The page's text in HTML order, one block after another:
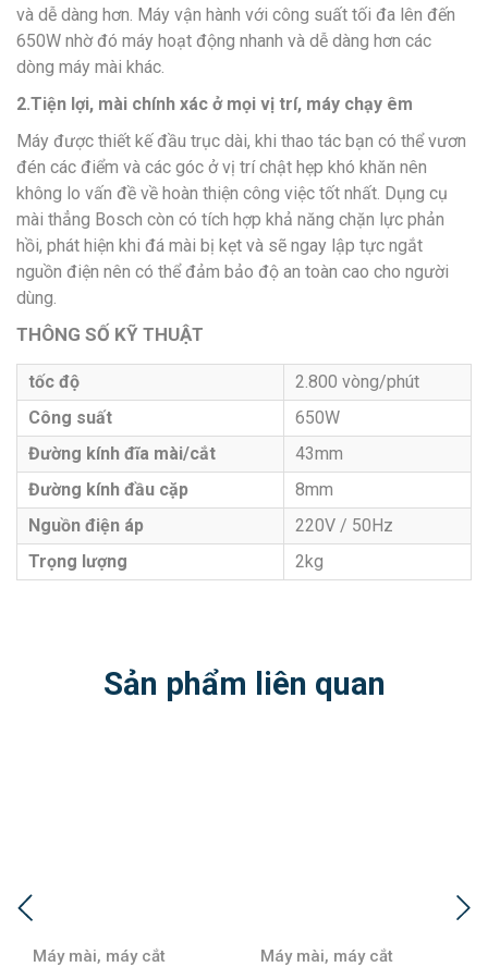
và dễ dàng hơn. Máy vận hành với công suất tối đa lên đến
650W nhờ đó máy hoạt động nhanh và dễ dàng hơn các
dòng máy mài khác.
2.Tiện lợi, mài chính xác ở mọi vị trí, máy chạy êm
Máy được thiết kế đầu trục dài, khi thao tác bạn có thể vươn
đén các điểm và các góc ở vị trí chật hẹp khó khăn nên
không lo vấn đề về hoàn thiện công việc tốt nhất. Dụng cụ
mài thẳng Bosch còn có tích hợp khả năng chặn lực phản
hồi, phát hiện khi đá mài bị kẹt và sẽ ngay lập tực ngắt
nguồn điện nên có thể đảm bảo độ an toàn cao cho người
dùng.
THÔNG SỐ KỸ THUẬT
tốc độ
2.800 vòng/phút
Công suất
650W
Đường kính đĩa mài/cắt
43mm
Đường kính đầu cặp
8mm
Nguồn điện áp
220V / 50Hz
Trọng lượng
2kg
Sản phẩm liên quan
Máy mài, máy cắt Máy mài, máy cắt